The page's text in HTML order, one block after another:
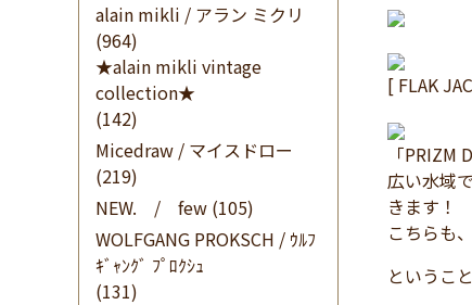
alain mikli / アラン ミクリ
(964)
★alain mikli vintage
collection★
(142)
Micedraw / マイスドロー
(219)
NEW. / few (105)
WOLFGANG PROKSCH / ｳﾙﾌ
ｷﾞｬﾝｸﾞ ﾌﾟﾛｸｼｭ
(131)
[ FLAK
「PRIZM
広い水域
きます！
こちらも
というこ